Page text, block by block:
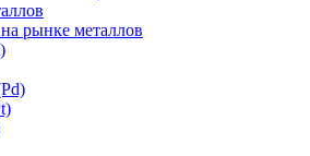
рынке металлов